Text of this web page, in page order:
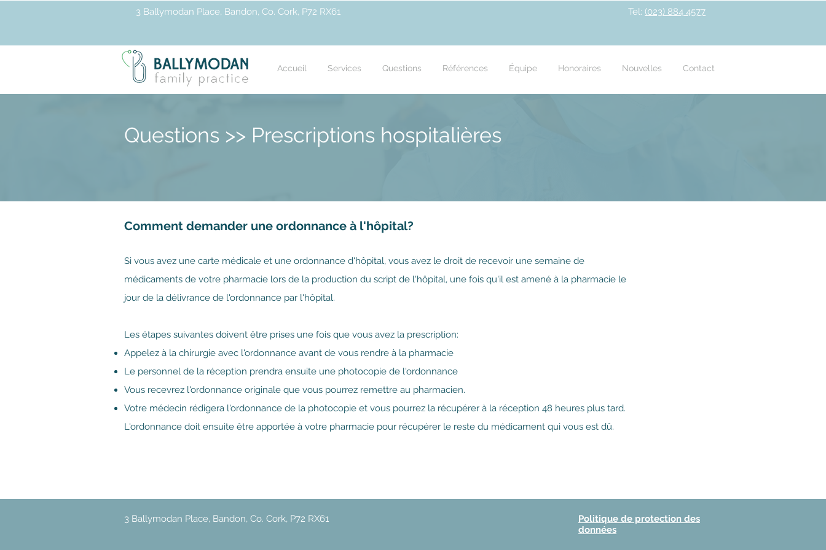
3 Ballymodan Place, Bandon, Co. Cork, P72 RX61 Tel: (023) 884 4577
Accueil Services Questions Références Équipe Honoraires Nouvelles Contact
Questions >> Prescriptions hospitalières
Comment demander une ordonnance à l'hôpital?
Si vous avez une carte médicale et une ordonnance d'hôpital, vous avez le droit de recevoir une semaine de
médicaments de votre pharmacie lors de la production du script de l'hôpital, une fois qu'il est amené à la pharmacie le
jour de la délivrance de l'ordonnance par l'hôpital.
Les étapes suivantes doivent être prises une fois que vous avez la prescription:
Appelez à la chirurgie avec l'ordonnance avant de vous rendre à la pharmacie
Le personnel de la réception prendra ensuite une photocopie de l'ordonnance
Vous recevrez l'ordonnance originale que vous pourrez remettre au pharmacien.
Votre médecin rédigera l'ordonnance de la photocopie et vous pourrez la récupérer à la réception 48 heures plus tard.
L'ordonnance doit ensuite être apportée à votre pharmacie pour récupérer le reste du médicament qui vous est dû.
3 Ballymodan Place, Bandon, Co. Cork, P72 RX61
Politique de protection des
données